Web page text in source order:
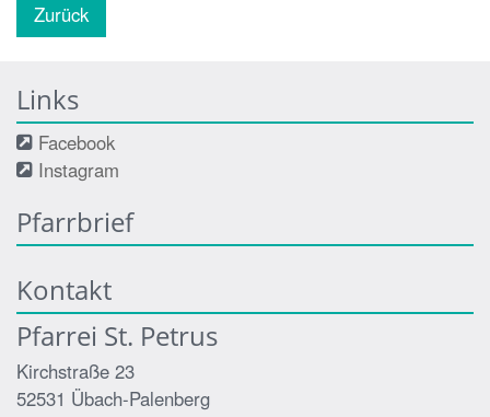
Zurück
Links
Facebook
Instagram
Pfarrbrief
Kontakt
Pfarrei St. Petrus
Kirchstraße 23
52531 Übach-Palenberg